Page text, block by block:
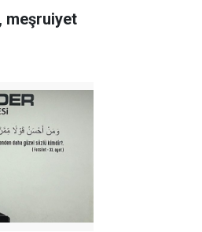
meşruiyet